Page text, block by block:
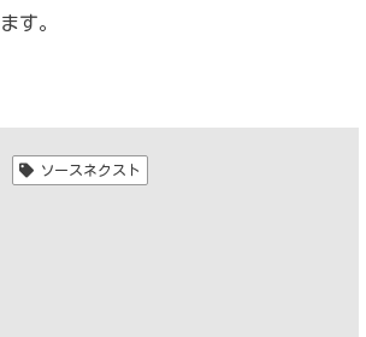
す。
ソースネクスト